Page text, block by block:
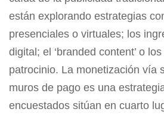
están explorando estrategias
presenciales o virtuales; los
digital; el ‘branded content’ o
patrocinio. La monetización vía
muros de pago es una
encuestados sitúan en cuarto